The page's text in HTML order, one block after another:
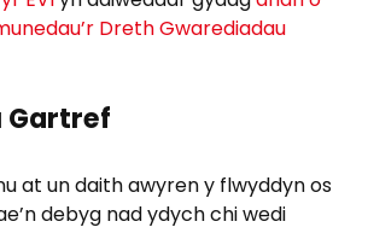
Dreth Gwarediadau
Gartref
at un daith awyren y flwyddyn os
debyg nad ydych chi wedi